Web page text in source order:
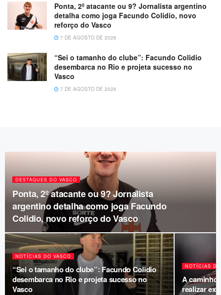
Ponta, 2º atacante ou 9? Jornalista argentino
detalha como joga Facundo Colidio, novo
reforço do Vasco
7 DE AGOSTO DE 2026
“Sei o tamanho do clube”: Facundo Colidio
desembarca no Rio e projeta sucesso no
Vasco
7 DE AGOSTO DE 2026
DESTAQUES DO VASCO
Ponta, 2º atacante ou 9? Jornalista
argentino detalha como joga Facundo
Colidio, novo reforço do Vasco
NOTÍCIAS DO VASCO
“Sei o tamanho do clube”: Facundo Colidio
desembarca no Rio e projeta sucesso no
Vasco
NOTÍCIAS
A caminho
realizar